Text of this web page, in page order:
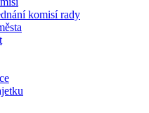
komisí rady